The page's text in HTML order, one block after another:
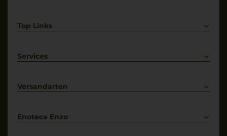
Top Links
Weißwein
Services
Kontakt
Versandarten
Enoteca Enzo